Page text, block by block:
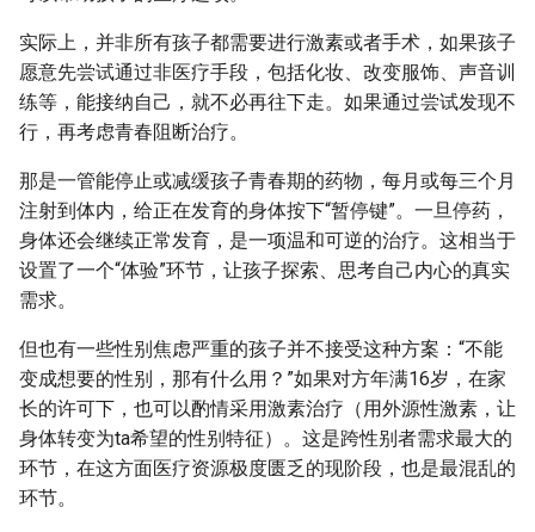
实际上，并非所有孩子都需要进行激素或者手术，如果孩子
愿意先尝试通过非医疗手段，包括化妆、改变服饰、声音训
练等，能接纳自己，就不必再往下走。如果通过尝试发现不
行，再考虑青春阻断治疗。
那是一管能停止或减缓孩子青春期的药物，每月或每三个月
注射到体内，给正在发育的身体按下“暂停键”。一旦停药，
身体还会继续正常发育，是一项温和可逆的治疗。这相当于
设置了一个“体验”环节，让孩子探索、思考自己内心的真实
需求。
但也有一些性别焦虑严重的孩子并不接受这种方案：“不能
变成想要的性别，那有什么用？”如果对方年满16岁，在家
长的许可下，也可以酌情采用激素治疗（用外源性激素，让
身体转变为ta希望的性别特征）。这是跨性别者需求最大的
环节，在这方面医疗资源极度匮乏的现阶段，也是最混乱的
环节。